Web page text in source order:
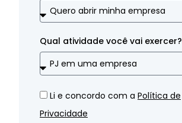
Qual atividade você vai exercer?
Li e concordo com a Política de
Privacidade